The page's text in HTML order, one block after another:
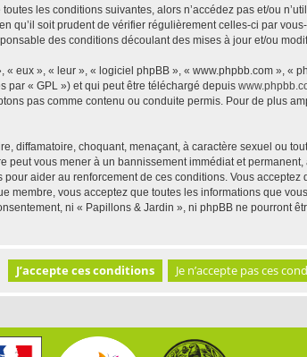
les conditions suivantes, alors n’accédez pas et/ou
qu’il soit prudent de vérifier régulièrement celles-ci par
des conditions découlant des mises à jour et/ou
eux », « leur », « logiciel phpBB », « www.phpbb.com », «
par « GPL ») et qui peut être téléchargé depuis
pas comme contenu ou conduite permis. Pour de plus
diffamatoire, choquant, menaçant, à caractère sexuel ou
vous mener à un bannissement immédiat et
aider au renforcement de ces conditions. Vous
membre, vous acceptez que toutes les informations que
ni « Papillons & Jardin », ni phpBB ne pourront